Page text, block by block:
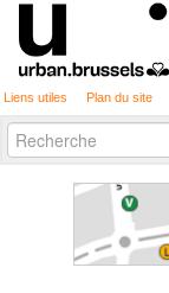
Liens utiles Plan du site
Chercher par
Recherche
avancée…